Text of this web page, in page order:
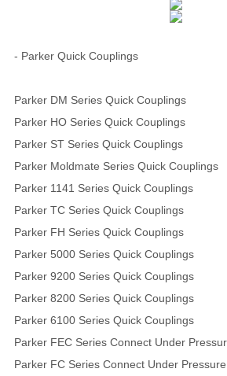
- Parker Quick Couplings
Parker DM Series Quick Couplings
Parker HO Series Quick Couplings
Parker ST Series Quick Couplings
Parker Moldmate Series Quick Couplings
Parker 1141 Series Quick Couplings
Parker TC Series Quick Couplings
Parker FH Series Quick Couplings
Parker 5000 Series Quick Couplings
Parker 9200 Series Quick Couplings
Parker 8200 Series Quick Couplings
Parker 6100 Series Quick Couplings
Parker FEC Series Connect Under
Parker FC Series Connect Under